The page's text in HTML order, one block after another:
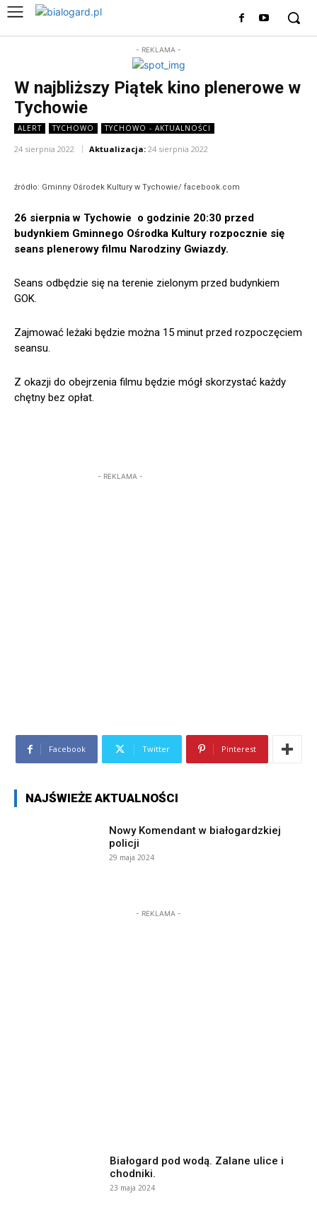
- REKLAMA -
W najbliższy Piątek kino plenerowe w
Tychowie
ALERT TYCHOWO TYCHOWO - AKTUALNOŚCI
24 sierpnia 2022 Aktualizacja: 24 sierpnia 2022
źródło: Gminny Ośrodek Kultury w Tychowie/ facebook.com
26 sierpnia w Tychowie o godzinie 20:30 przed
budynkiem Gminnego Ośrodka Kultury rozpocznie się
seans plenerowy filmu Narodziny Gwiazdy.
Seans odbędzie się na terenie zielonym przed budynkiem
GOK.
Zajmować leżaki będzie można 15 minut przed rozpoczęciem
seansu.
Z okazji do obejrzenia filmu będzie mógł skorzystać każdy
chętny bez opłat.
- REKLAMA -
Facebook Twitter Pinterest
NAJŚWIEŻE AKTUALNOŚCI
Nowy Komendant w białogardzkiej
policji
29 maja 2024
- REKLAMA -
Białogard pod wodą. Zalane ulice i
chodniki.
23 maja 2024